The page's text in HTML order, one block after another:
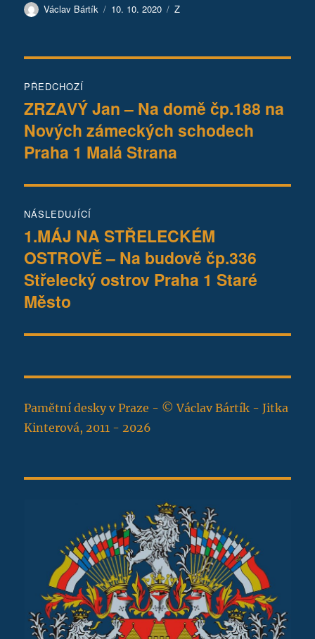
Autor:
Václav Bártík Publikováno:
10. 10. 2020 Rubriky:
Z
pro
příspěvek
PŘEDCHOZÍ
Předchozí
příspěvek:
ZRZAVÝ Jan – Na domě čp.188 na
Nových zámeckých schodech
Praha 1 Malá Strana
NÁSLEDUJÍCÍ
Následující
příspěvek:
1.MÁJ NA STŘELECKÉM
OSTROVĚ – Na budově čp.336
Střelecký ostrov Praha 1 Staré
Město
Pamětní desky v Praze - © Václav Bártík - Jitka
Kinterová, 2011 - 2026